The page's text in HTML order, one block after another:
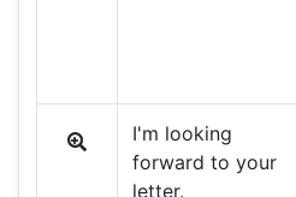
I'm looking
forward to your
letter.